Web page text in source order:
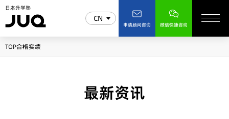
日本升学塾
CN
申请顾问咨询 微信快捷咨询
TOP合格实绩
最新资讯